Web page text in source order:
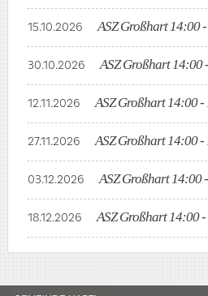
15.10.2026 ASZ Großhart 14:00
30.10.2026 ASZ Großhart 14:00
12.11.2026 ASZ Großhart 14:00
27.11.2026 ASZ Großhart 14:00
03.12.2026 ASZ Großhart 14:00
18.12.2026 ASZ Großhart 14:00